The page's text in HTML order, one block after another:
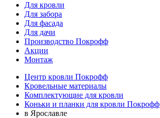
Для кровли
Для забора
Для фасада
Для дачи
Производство Покрофф
Акции
Монтаж
Центр кровли Покрофф
Кровельные материалы
Комплектующие для кровли
Коньки и планки для кровли Покрофф
в Ярославле